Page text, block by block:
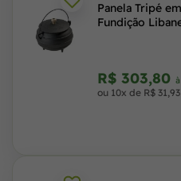
Panela Tripé
Fundição
R$ 303,80
ou 10x de R$